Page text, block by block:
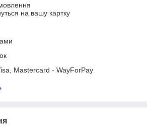
на вашу картку
Mastercard - WayForPay